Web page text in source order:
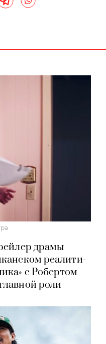
драмы
реалити-
с Робертом
роли